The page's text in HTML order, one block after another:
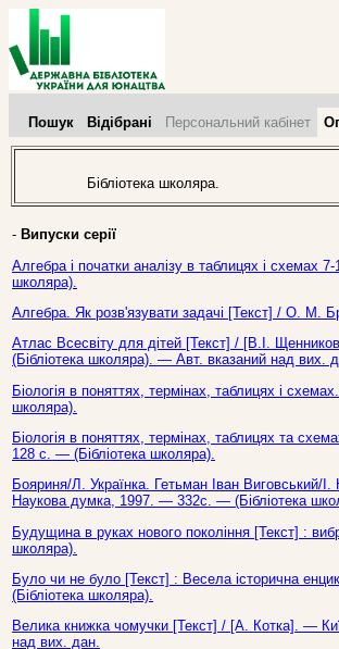
Пошук Відібрані Персональний кабінет
Бібліотека школяра.
- Випуски серії
Алгебра і початки аналізу в таблицях і
школяра).
Алгебра. Як розв'язувати задачі [Текст] / О. М.
Атлас Всесвіту для дітей [Текст] / [В.І.
(Бібліотека школяра). — Авт. вказаний над вих.
Біологія в поняттях, термінах, таблицях і
школяра).
Біологія в поняттях, термінах, таблицях та
128 с. — (Бібліотека школяра).
Бояриня/Л. Українка. Гетьман Іван
Наукова думка, 1997. — 332с. — (Бібліотека
Будущина в руках нового покоління [Текст] :
школяра).
Було чи не було [Текст] : Весела історична
(Бібліотека школяра).
Велика книжка чомучки [Текст] / [А. Котка]. —
над вих. дан.